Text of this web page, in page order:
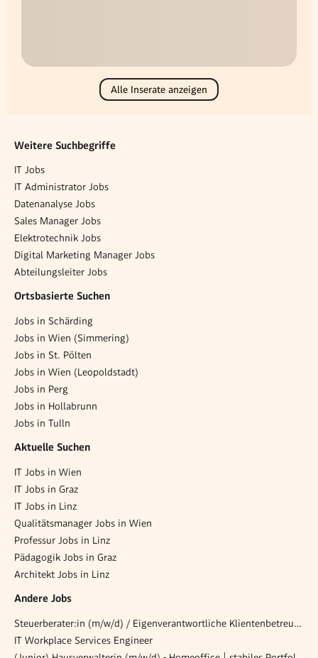
Alle Inserate anzeigen
Weitere Suchbegriffe
IT Jobs
IT Administrator Jobs
Datenanalyse Jobs
Sales Manager Jobs
Elektrotechnik Jobs
Digital Marketing Manager Jobs
Abteilungsleiter Jobs
Ortsbasierte Suchen
Jobs in Schärding
Jobs in Wien (Simmering)
Jobs in St. Pölten
Jobs in Wien (Leopoldstadt)
Jobs in Perg
Jobs in Hollabrunn
Jobs in Tulln
Aktuelle Suchen
IT Jobs in Wien
IT Jobs in Graz
IT Jobs in Linz
Qualitätsmanager Jobs in Wien
Professur Jobs in Linz
Pädagogik Jobs in Graz
Architekt Jobs in Linz
Andere Jobs
Steuerberater:in (m/w/d) / Eigenverantwortliche Klientenbetreuung
IT Workplace Services Engineer